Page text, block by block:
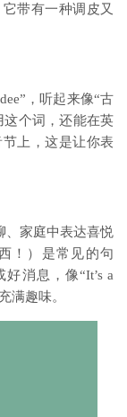
带有一种调皮又
，听起来像“古
这个词，还能在英
上，这是让你表
、家庭中表达喜悦
！）是常见的句
消息，像“It’s a
满趣味。